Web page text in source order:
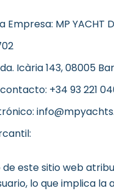
MP YACHT
Icària 143, 08005
+34 93 221
de este sitio web
lo que implica la